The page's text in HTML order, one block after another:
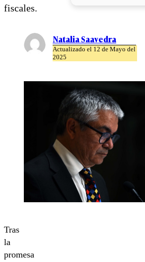
fiscales.
Natalia Saavedra
Actualizado el 12 de Mayo del
2025
Tras
la
promesa